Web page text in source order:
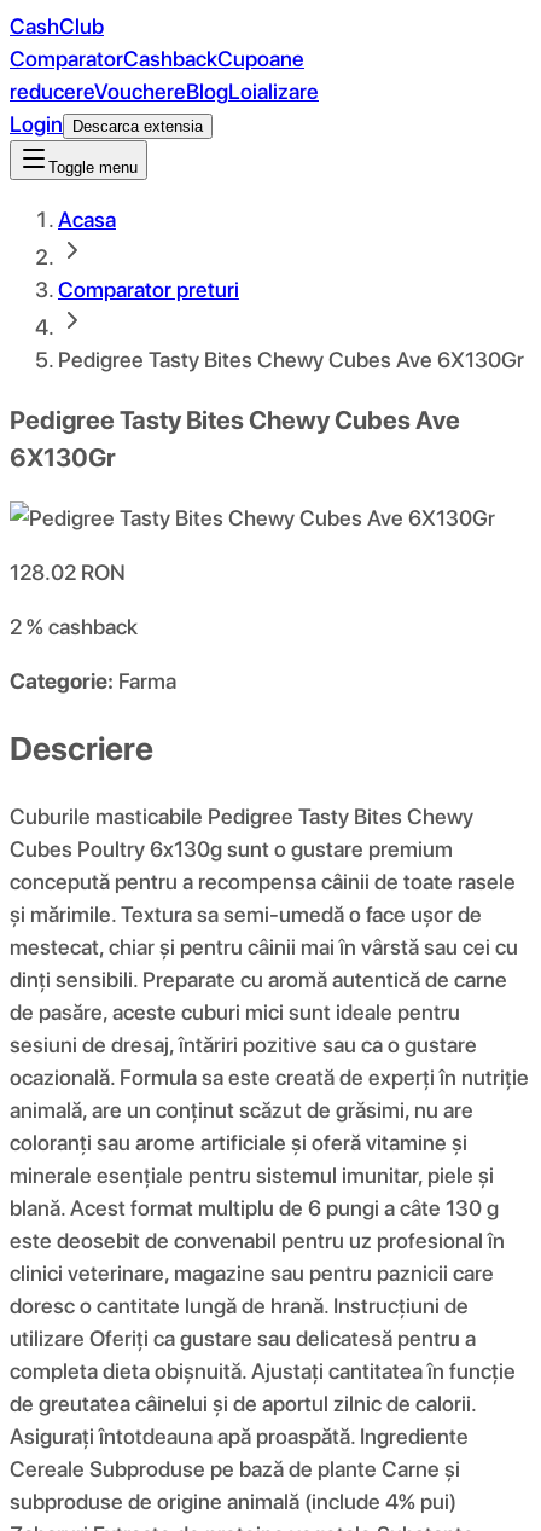
CashClub
ComparatorCashbackCupoane
reducereVouchereBlogLoializare
Login
Descarca extensia
Toggle menu
Acasa
Comparator preturi
Pedigree Tasty Bites Chewy Cubes Ave 6X130Gr
Pedigree Tasty Bites Chewy Cubes Ave
6X130Gr
128.02 RON
2 %cashback
Categorie: Farma
Descriere
Cuburile masticabile Pedigree Tasty Bites Chewy
Cubes Poultry 6x130g sunt o gustare premium
concepută pentru a recompensa câinii de toate rasele
și mărimile. Textura sa semi-umedă o face ușor de
mestecat, chiar și pentru câinii mai în vârstă sau cei cu
dinți sensibili. Preparate cu aromă autentică de carne
de pasăre, aceste cuburi mici sunt ideale pentru
sesiuni de dresaj, întăriri pozitive sau ca o gustare
ocazională. Formula sa este creată de experți în nutriție
animală, are un conținut scăzut de grăsimi, nu are
coloranți sau arome artificiale și oferă vitamine și
minerale esențiale pentru sistemul imunitar, piele și
blană. Acest format multiplu de 6 pungi a câte 130 g
este deosebit de convenabil pentru uz profesional în
clinici veterinare, magazine sau pentru paznicii care
doresc o cantitate lungă de hrană. Instrucțiuni de
utilizare Oferiți ca gustare sau delicatesă pentru a
completa dieta obișnuită. Ajustați cantitatea în funcție
de greutatea câinelui și de aportul zilnic de calorii.
Asigurați întotdeauna apă proaspătă. Ingrediente
Cereale Subproduse pe bază de plante Carne și
subproduse de origine animală (include 4% pui)